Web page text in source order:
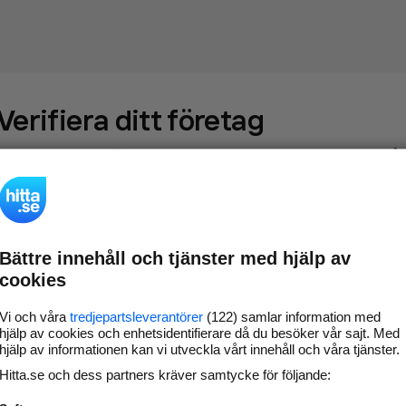
ditt företag
som69 549företag - ta kontroll över din företagssida på
hitta.se och syns bättre mot kunder i ditt närområde. Helt
kostnadsfritt.
Uppdatera din
företagsinformation
Svara på och hantera dina
Gå vidare
Bättre innehåll och tjänster med hjälp av
cookies
Vi och våra tredjepartsleverantörer (122) samlar information med
hjälp av cookies och enhetsidentifierare då du besöker vår sajt. Med
hjälp av informationen kan vi utveckla vårt innehåll och våra tjänster.
Hitta.se och dess partners kräver samtycke för följande: